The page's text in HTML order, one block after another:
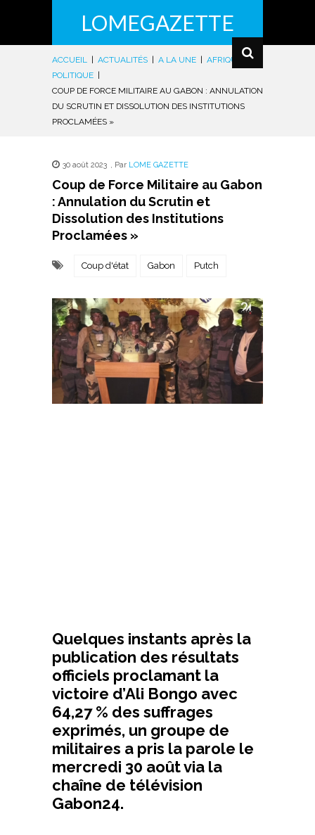
LOMEGAZETTE
ACCUEIL ACTUALITÉS A LA UNE AFRIQUE
|
POLITIQUE
COUP DE FORCE MILITAIRE AU GABON : ANNULATION
DU SCRUTIN ET DISSOLUTION DES INSTITUTIONS
PROCLAMÉES »
30 août 2023 , Par LOME GAZETTE
Coup de Force Militaire au Gabon
: Annulation du Scrutin et
Dissolution des Institutions
Proclamées »
Coup d'état Gabon Putch
Quelques instants après la
publication des résultats
officiels proclamant la
victoire d’Ali Bongo avec
64,27 % des suffrages
exprimés, un groupe de
militaires a pris la parole le
mercredi 30 août via la
chaîne de télévision
Gabon24.